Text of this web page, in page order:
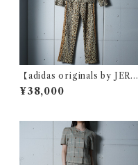
【adidas originals by JERE
MY SCOTTO】トレフォイル
ロゴレオパード3ライントラッ
¥38,000